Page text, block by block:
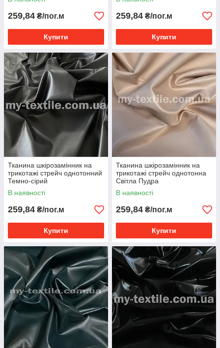
259,84 ₴/пог.м
Купити
259,84 ₴/пог.м
Купити
Тканина шкірозамінник на
трикотажі стрейч однотонний
Темно-сірий
В наявності
259,84 ₴/пог.м
Купити
Тканина шкірозамінник на
трикотажі стрейч однотонна
Світла Пудра
В наявності
259,84 ₴/пог.м
Купити